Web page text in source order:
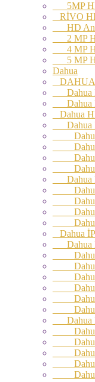
5MP
RİVO
HD
2 MP
4 MP
5 MP
Dahua
DAHUA
Dahua
Dahua
Dahua
Dahua
Dahua
Dahua
Dahua
Dahua
Dahua
Dahua
Dahua
Dahua
Dahua
Dahua
Dahua
Dahua
Dahua
Dahua
Dahua
Dahua
Dahua
Dahua
Dahua
Dahua
Dahua
Dahua
Dahua